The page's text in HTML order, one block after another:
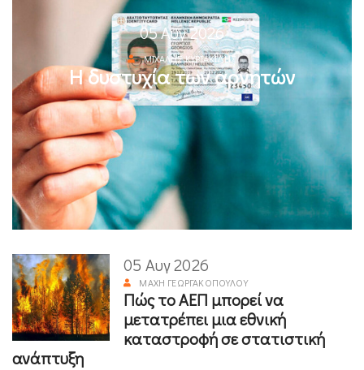
05 Αυγ 2026
ΜΙΧΆΛΗΣ ΚΥΡΙΑΚΊΔΗΣ
Η δυστυχία των αρνητών
05 Αυγ 2026
ΜΆΧΗ ΓΕΩΡΓΑΚΟΠΟΎΛΟΥ
Πώς το ΑΕΠ μπορεί να
μετατρέπει μια εθνική
καταστροφή σε στατιστική
ανάπτυξη